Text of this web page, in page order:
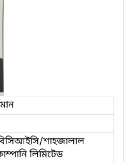
বিসিআইসি/শাহজালাল
লিমিটেড